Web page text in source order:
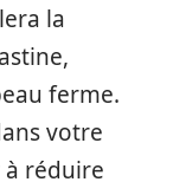
la
ferme.
votre
réduire